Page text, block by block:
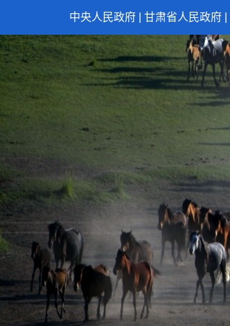
中央人民政府 甘肃省人民政府